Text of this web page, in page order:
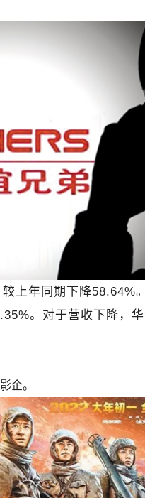
上年同期下降58.64%
。对于营收下降，
企。